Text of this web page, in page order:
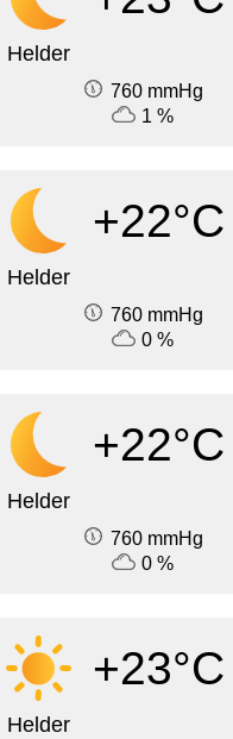
Helder
760 mmHg
1 %
+22°C
Helder
760 mmHg
0 %
+22°C
Helder
760 mmHg
0 %
+23°C
Helder